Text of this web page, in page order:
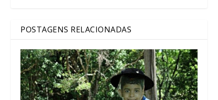
POSTAGENS RELACIONADAS